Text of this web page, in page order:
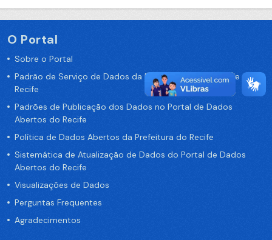
O Portal
Sobre o Portal
Padrão de Serviço de Dados da Prefeitura da Cidade de
Recife
Padrões de Publicação dos Dados no Portal de Dados
Abertos do Recife
Política de Dados Abertos da Prefeitura do Recife
Sistemática de Atualização de Dados do Portal de Dados
Abertos do Recife
Visualizações de Dados
Perguntas Frequentes
Agradecimentos